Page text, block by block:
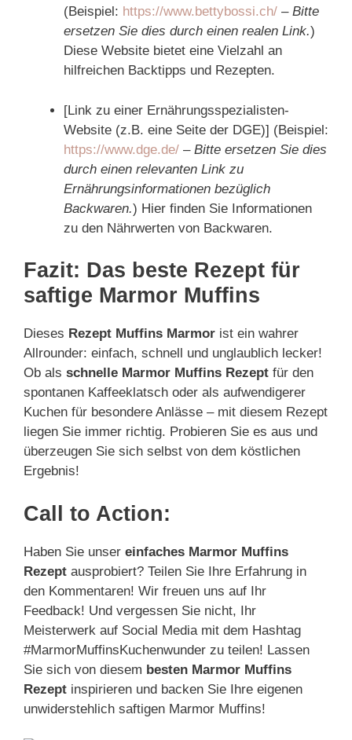
(Beispiel: https://www.bettybossi.ch/ – Bitte
ersetzen Sie dies durch einen realen Link.)
Diese Website bietet eine Vielzahl an
hilfreichen Backtipps und Rezepten.
[Link zu einer Ernährungsspezialisten-
Website (z.B. eine Seite der DGE)] (Beispiel:
https://www.dge.de/ – Bitte ersetzen Sie dies
durch einen relevanten Link zu
Ernährungsinformationen bezüglich
Backwaren.) Hier finden Sie Informationen
zu den Nährwerten von Backwaren.
Fazit: Das beste Rezept für
saftige Marmor Muffins
Dieses Rezept Muffins Marmor ist ein wahrer
Allrounder: einfach, schnell und unglaublich lecker!
Ob als schnelle Marmor Muffins Rezept für den
spontanen Kaffeeklatsch oder als aufwendigerer
Kuchen für besondere Anlässe – mit diesem Rezept
liegen Sie immer richtig. Probieren Sie es aus und
überzeugen Sie sich selbst von dem köstlichen
Ergebnis!
Call to Action:
Haben Sie unser einfaches Marmor Muffins
Rezept ausprobiert? Teilen Sie Ihre Erfahrung in
den Kommentaren! Wir freuen uns auf Ihr
Feedback! Und vergessen Sie nicht, Ihr
Meisterwerk auf Social Media mit dem Hashtag
#MarmorMuffinsKuchenwunder zu teilen! Lassen
Sie sich von diesem besten Marmor Muffins
Rezept inspirieren und backen Sie Ihre eigenen
unwiderstehlich saftigen Marmor Muffins!